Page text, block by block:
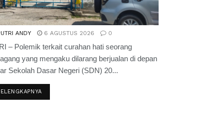
ANDY 6 AGUSTUS 2026 0
– Polemik terkait curahan hati seorang
yang mengaku dilarang berjualan di depan
Sekolah Dasar Negeri (SDN) 20...